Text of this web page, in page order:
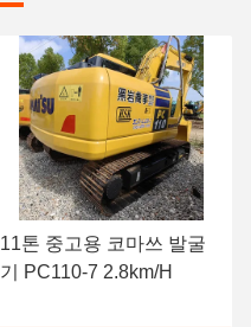
일본 5톤 사용 된 코마쓰
발굴기 건설 추적 된 사용